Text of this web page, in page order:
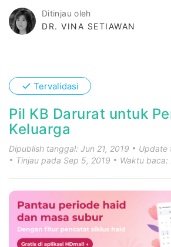
Ditinjau oleh
DR. VINA SETIAWAN
✓ Tervalidasi
Pil KB Darurat untuk
Keluarga
Dipublish tanggal: Jun 21, 2019
Update
Tinjau pada Sep 5, 2019
Waktu baca: